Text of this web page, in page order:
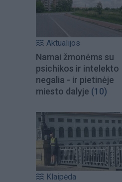
Aktualijos
Namai žmonėms su
psichikos ir intelekto
negalia - ir pietinėje
miesto dalyje (10)
Klaipėda